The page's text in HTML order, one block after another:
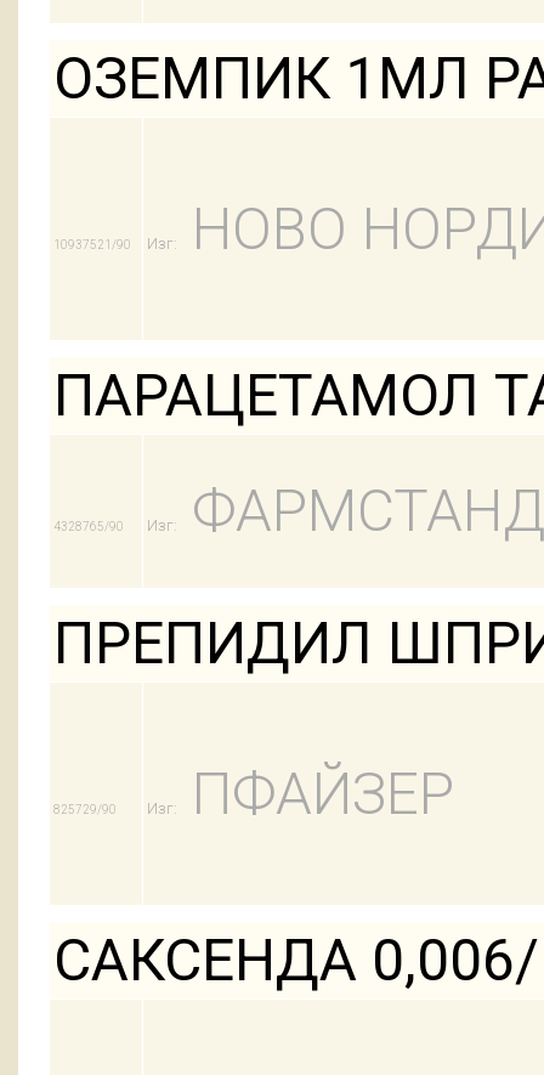
ОЗЕМПИК 1МЛ
10937521/90 Изг: НОВО
ПАРАЦЕТАМОЛ
4328765/90 Изг:
ПРЕПИДИЛ
825729/90 Изг: ПФАЙЗЕР
САКСЕНДА